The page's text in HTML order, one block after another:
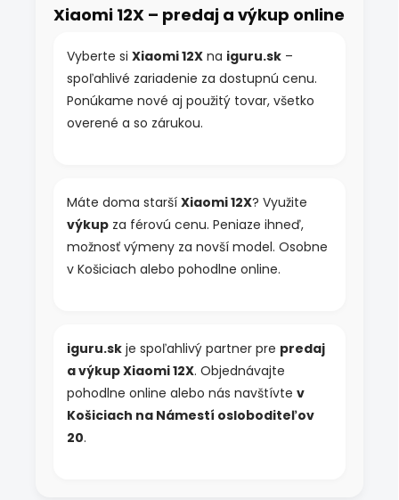
Xiaomi 12X – predaj a výkup online
Vyberte si Xiaomi 12X na iguru.sk –
spoľahlivé zariadenie za dostupnú cenu.
Ponúkame nové aj použitý tovar, všetko
overené a so zárukou.
Máte doma starší Xiaomi 12X? Využite
výkup za férovú cenu. Peniaze ihneď,
možnosť výmeny za novší model. Osobne
v Košiciach alebo pohodlne online.
iguru.sk je spoľahlivý partner pre predaj
a výkup Xiaomi 12X. Objednávajte
pohodlne online alebo nás navštívte v
Košiciach na Námestí osloboditeľov
20.